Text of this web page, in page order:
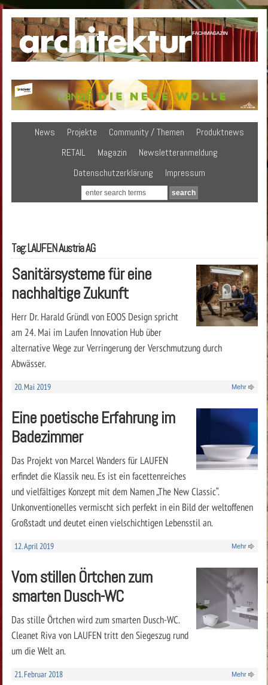
News Projekte Community / Themen
Produktnews
RETAIL
Magazin
Newsletteranmeldung
Datenschutzerklärung
Impressum
Tag: LAUFEN Austria AG
Sanitärsysteme für eine
nachhaltige Zukunft
Herr Dr. Harald Gründl von EOOS Design spricht
am 24. Mai im Laufen Innovation Hub über
alternative Wege zur Verringerung der Verschmutzung durch
Abwässer.
20. Mai 2019 Mehr
Eine poetische Erfahrung im
Badezimmer
Das Projekt von Marcel Wanders für LAUFEN
erfindet die Klassik neu. Es ist ein facettenreiches
und vielfältiges Konzept mit dem Namen „The New Classic“.
Unkonventionelles vermischt sich perfekt in ein Bild der weltoffenen
Großstadt und deutet einen vielschichtigen Lebensstil an.
12. April 2019 Mehr
Vom stillen Örtchen zum
smarten Dusch-WC
Das stille Örtchen wird zum smarten Dusch-WC.
Cleanet Riva von LAUFEN tritt den Siegeszug rund
um die Welt an.
21. Februar 2018 Mehr